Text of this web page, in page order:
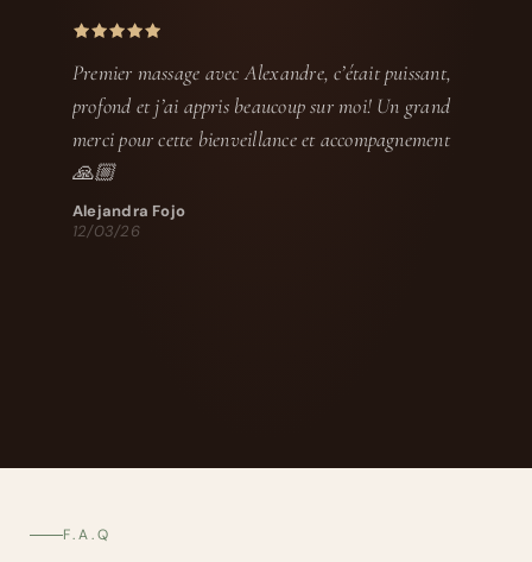
Premier massage avec Alexandre, c’était puissant,
profond et j’ai appris beaucoup sur moi! Un grand
merci pour cette bienveillance et accompagnement
🙏🏼
Alejandra Fojo
12/03/26
F.A.Q